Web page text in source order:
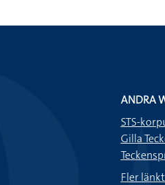
ANDRA
STS-
Gilla
Fler